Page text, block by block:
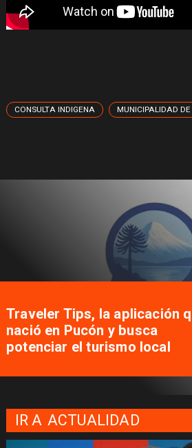
CONSULTA INDIGENA MUNICIPALIDAD DE
que
desatar
IR A ACTUALIDAD